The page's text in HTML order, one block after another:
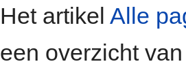
Het artikel Alle
een overzicht